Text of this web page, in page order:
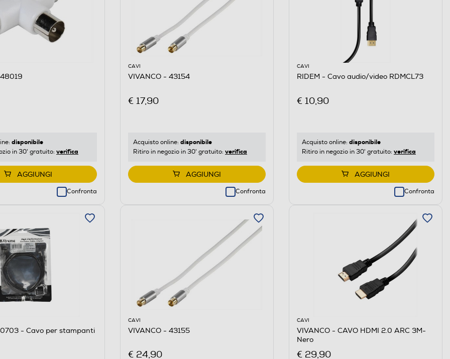
disponibile
in 30' gratuito: verifica
AGGIUNGI
Confronta
CAVI
VIVANCO - 43154
€ 17,90
Acquisto online: disponibile
Ritiro in negozio in 30' gratuito: verifica
AGGIUNGI
Confronta
CAVI
RIDEM - Cavo audio/video RDMCL73
€ 10,90
Acquisto online: disponibile
Ritiro in negozio in 30' gratuito: verifica
AGGIUNGI
Confronta
- Cavo per stampanti
CAVI
VIVANCO - 43155
€ 24,90
CAVI
VIVANCO - CAVO HDMI 2.0 ARC 3M-
Nero
€ 29,90